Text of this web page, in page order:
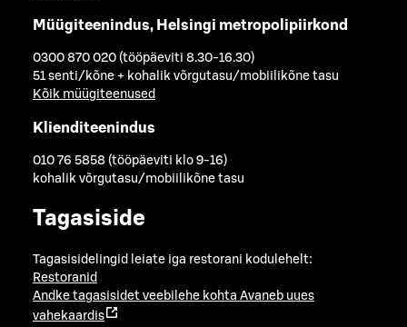
Müügiteenindus, Helsingi metropolipiirkond
0300 870 020 (tööpäeviti 8.30-16.30)
51 senti/kõne + kohalik võrgutasu/mobiilikõne tasu
Kõik müügiteenused
Klienditeenindus
010 76 5858 (tööpäeviti klo 9-16)
kohalik võrgutasu/mobiilikõne tasu
Tagasiside
Tagasisidelingid leiate iga restorani kodulehelt:
Restoranid
Andke tagasisidet veebilehe kohta Avaneb uues
vahekaardis